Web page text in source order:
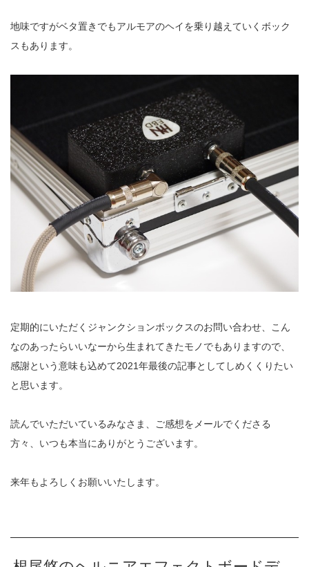
地味ですがベタ置きでもアルモアのヘイを乗り越えていくボック
スもあります。
定期的にいただくジャンクションボックスのお問い合わせ、こん
なのあったらいいなーから生まれてきたモノでもありますので、
感謝という意味も込めて2021年最後の記事としてしめくくりたい
と思います。
読んでいただいているみなさま、ご感想をメールでくださる
方々、いつも本当にありがとうございます。
来年もよろしくお願いいたします。